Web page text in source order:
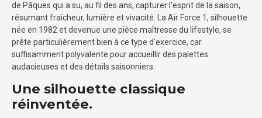
de Pâques qui a su, au fil des ans, capturer l’esprit de la saison,
résumant fraîcheur, lumière et vivacité. La Air Force 1, silhouette
née en 1982 et devenue une pièce maîtresse du lifestyle, se
prête particulièrement bien à ce type d’exercice, car
suffisamment polyvalente pour accueillir des palettes
audacieuses et des détails saisonniers.
Une silhouette classique
réinventée.